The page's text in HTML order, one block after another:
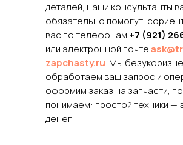
деталей, наши консультанты
обязательно помогут,
вас по телефонам +7 (921)
или электронной почте
zapchasty.ru. Мы
обработаем ваш запрос и
оформим заказ на запчасти,
понимаем: простой техники —
денег.